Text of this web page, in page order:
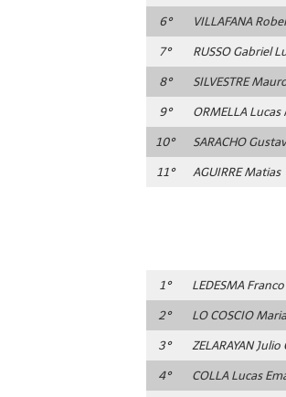
6° VILLAFANA
7° RUSSOGabriel
8° SILVESTRE
9° ORMELLA Lucas
10° SARACHO
11° AGUIRREMatias
1° LEDESMA
2° LO COSCIO
3° ZELARAYANJulio
4° COLLA Lucas